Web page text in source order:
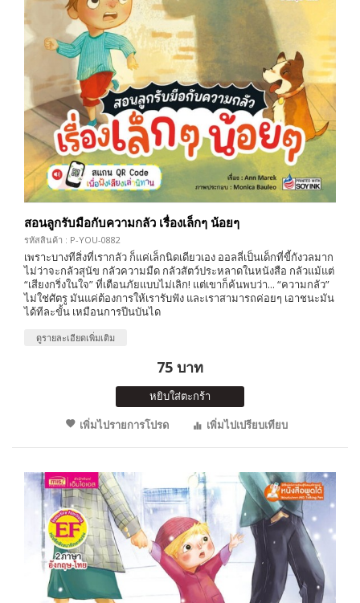
สอนลูกรับมือกับความกลัว เรื่องเล็กๆ น้อยๆ
รหัสสินค้า : P-YOU-0882
เพราะบางทีสิ่งที่เรากลัว ก็แค่เล็กนิดเดียวเอง ออลลี่เป็นเด็กที่ขี้กังวลมาก
ไม่ว่าจะกลัวสุนัข กลัวความมืด กลัวสัตว์ประหลาดในหนังสือ กลัวแม้แต่
“เสียงกริ่งในใจ” ที่เตือนภัยแบบไม่เลิก! แต่เขาก็ค้นพบว่า... “ความกลัว”
ไม่ใช่ศัตรู มันแค่ต้องการให้เรารับฟัง และเราสามารถค่อยๆ เอาชนะมัน
ได้ทีละขั้น เหมือนการปีนบันได
ดูรายละเอียดเพิ่มเติม
75 บาท
หยิบใส่ตะกร้า
เพิ่มไปรายการโปรด
เพิ่มไปเปรียบเทียบ